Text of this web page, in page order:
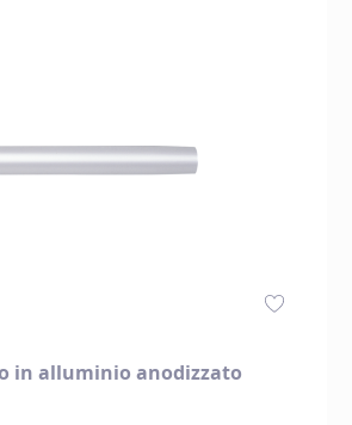
in alluminio anodizzato